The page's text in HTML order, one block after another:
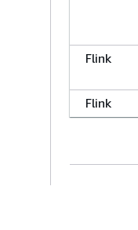
Flink
Flink